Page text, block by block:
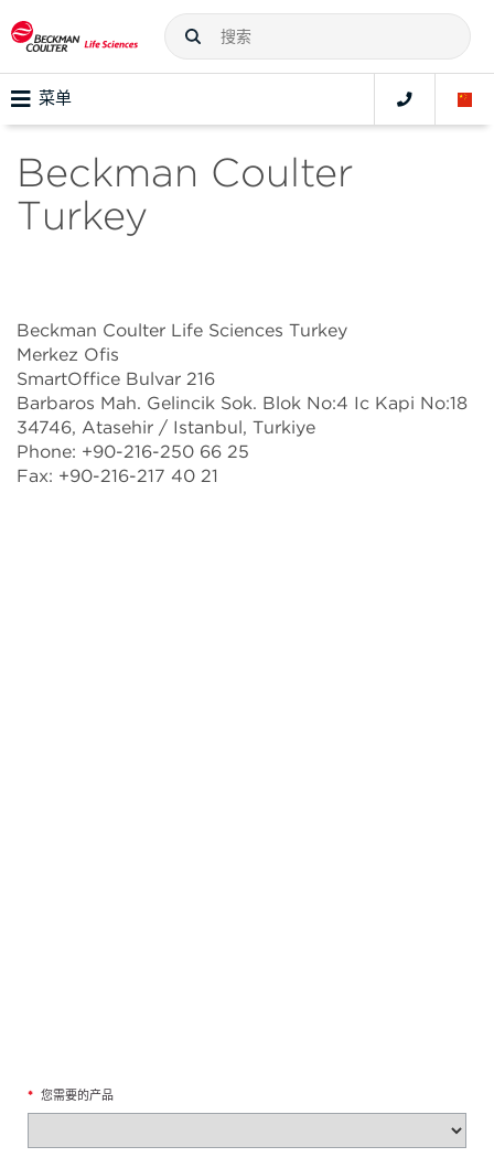
菜单
Beckman Coulter
Turkey
Beckman Coulter Life Sciences Turkey
Merkez Ofis
SmartOffice Bulvar 216
Barbaros Mah. Gelincik Sok. Blok No:4 Ic Kapi No:18
34746, Atasehir / Istanbul, Turkiye
Phone: +90-216-250 66 25
Fax: +90-216-217 40 21
* 您需要的产品